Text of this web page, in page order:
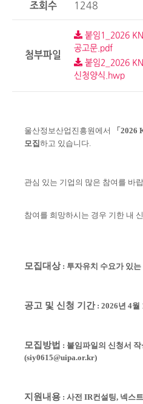
조회수 1248
첨부파일
붙임1_2026
공고문.pdf
붙임2_2026
신청양식.hwp
울산정보산업진흥원에서
「
모집 하고 있습니다.
관심 있는 기업의 많은 참여를 바
참여를 희망하시는 경우 기한 내
모집대상 : 투자유치 수요가 있
공고 및 신청 기간: 2026년 4월
모집방법 : 붙임파일의 신청서
(siy0615@uipa.or.kr)
지원내용 : 사전 IR컨설팅, 넥스